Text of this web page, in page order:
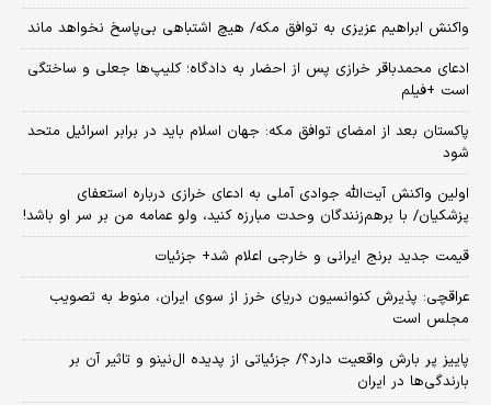
واکنش ابراهیم عزیزی به توافق مکه/ هیچ اشتباهی بی‌پاسخ نخواهد ماند
ادعای محمدباقر خرازی پس از احضار به دادگاه؛ کلیپ‌ها جعلی و ساختگی
است +فیلم
پاکستان بعد از امضای توافق مکه: جهان اسلام باید در برابر اسرائیل متحد
شود
اولین واکنش آیت‌الله جوادی آملی به ادعای خرازی درباره استعفای
پزشکیان/ با برهم‌زنندگان وحدت مبارزه کنید، ولو عمامه من بر سر او باشد!
قیمت جدید برنج ایرانی و خارجی اعلام شد+ جزئیات
عراقچی: پذیرش کنوانسیون دریای خرز از سوی ایران، منوط به تصویب
مجلس است
پاییز پر بارش واقعیت دارد؟/ جزئیاتی از پدیده ال‌نینو و تاثیر آن بر
بارندگی‌ها در ایران